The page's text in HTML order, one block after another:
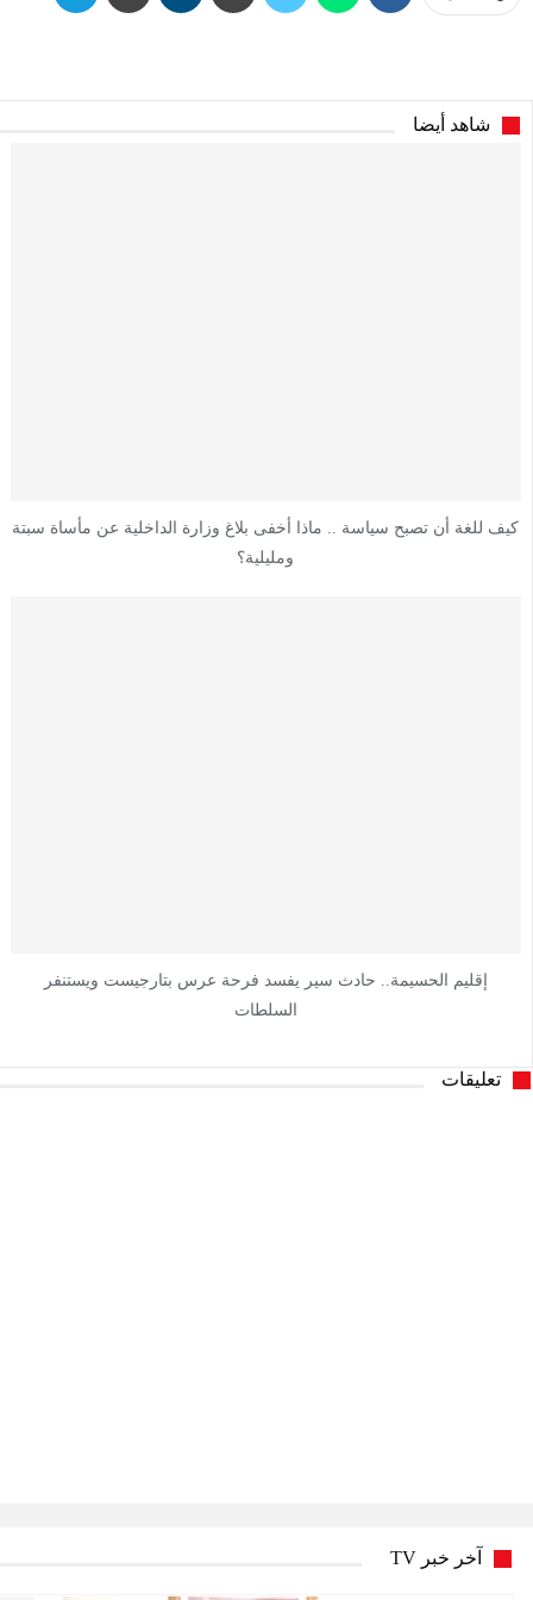
شاهد أيضا
كيف للغة أن تصبح سياسة .. ماذا أخفى بلاغ وزارة الداخلية عن مأساة سبتة
ومليلية؟
إقليم الحسيمة.. حادث سير يفسد فرحة عرس بتارجيست ويستنفر
السلطات
تعليقات
آخر خبر TV